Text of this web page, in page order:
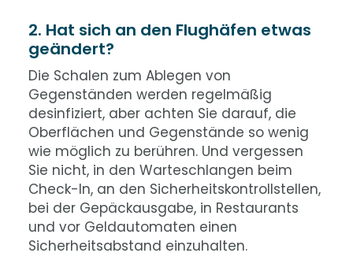
2. Hat sich an den Flughäfen etwas
geändert?
Die Schalen zum Ablegen von
Gegenständen werden regelmäßig
desinfiziert, aber achten Sie darauf, die
Oberflächen und Gegenstände so wenig
wie möglich zu berühren. Und vergessen
Sie nicht, in den Warteschlangen beim
Check-In, an den Sicherheitskontrollstellen,
bei der Gepäckausgabe, in Restaurants
und vor Geldautomaten einen
Sicherheitsabstand einzuhalten.